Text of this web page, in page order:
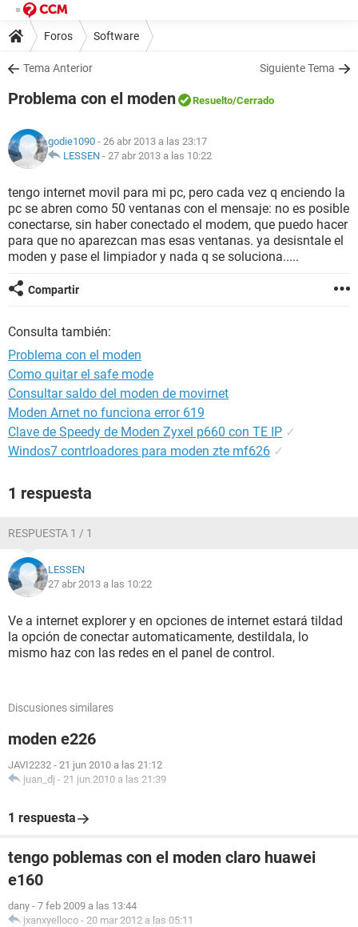
Foros Software
Tema Anterior Siguiente Tema
Problema con el moden Resuelto/Cerrado
godie1090 - 26 abr 2013 a las 23:17
LESSEN - 27 abr 2013 a las 10:22
tengo internet movil para mi pc, pero cada vez q enciendo la
pc se abren como 50 ventanas con el mensaje: no es posible
conectarse, sin haber conectado el modem, que puedo hacer
para que no aparezcan mas esas ventanas. ya desisntale el
moden y pase el limpiador y nada q se soluciona.....
Compartir
Consulta también:
Problema con el moden
Como quitar el safe mode
Consultar saldo del moden de movirnet
Moden Arnet no funciona error 619
Clave de Speedy de Moden Zyxel p660 con TE IP ✓
Windos7 contrloadores para moden zte mf626 ✓
1 respuesta
RESPUESTA 1 / 1
LESSEN
27 abr 2013 a las 10:22
Ve a internet explorer y en opciones de internet estará tildad
la opción de conectar automaticamente, destildala, lo
mismo haz con las redes en el panel de control.
Discusiones similares
moden e226
JAVI2232 - 21 jun 2010 a las 21:12
juan_dj - 21 jun 2010 a las 21:39
1 respuesta
tengo poblemas con el moden claro huawei
e160
dany - 7 feb 2009 a las 13:44
jxanxyelloco - 20 mar 2012 a las 05:11